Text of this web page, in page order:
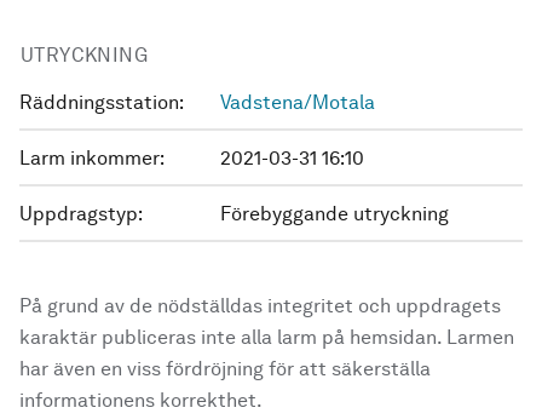
UTRYCKNING
Räddningsstation: Vadstena/Motala
Larm inkommer: 2021-03-31 16:10
Uppdragstyp: Förebyggande utryckning
På grund av de nödställdas integritet och uppdragets
karaktär publiceras inte alla larm på hemsidan. Larmen
har även en viss fördröjning för att säkerställa
informationens korrekthet.